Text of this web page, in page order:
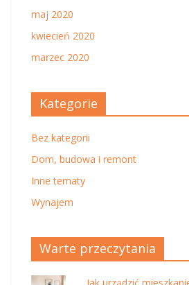
maj 2020
kwiecień 2020
marzec 2020
Kategorie
Bez kategorii
Dom, budowa i remont
Inne tematy
Wynajem
Warte przeczytania